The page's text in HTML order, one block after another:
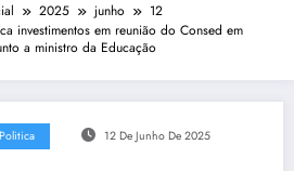
2025 junho
12
investimentos em reunião do Consed em
a ministro da Educação
Politica 12 De Junho De 2025